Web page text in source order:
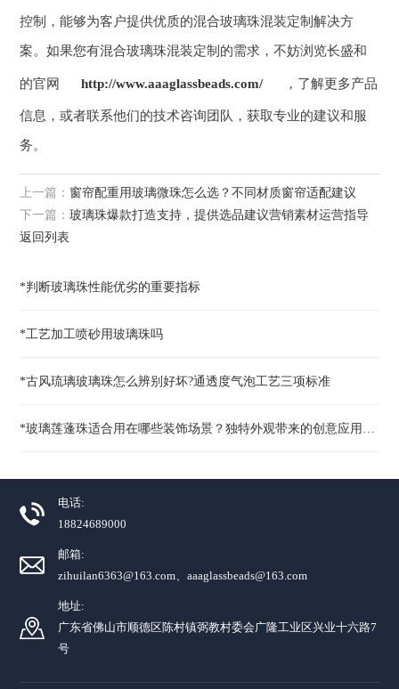
控制，能够为客户提供优质的混合玻璃珠混装定制解决方
案。如果您有混合玻璃珠混装定制的需求，不妨浏览长盛和
的官网 http://www.aaaglassbeads.com/ ，了解更多产品
信息，或者联系他们的技术咨询团队，获取专业的建议和服
务。
上一篇： 窗帘配重用玻璃微珠怎么选？不同材质窗帘适配建议
返回列表
下一篇：玻璃珠爆款打造支持，提供选品建议营销素材运营指导
*判断玻璃珠性能优劣的重要指标
*工艺加工喷砂用玻璃珠吗
*古风琉璃玻璃珠怎么辨别好坏?通透度气泡工艺三项标准
电话:
18824689000
邮箱:
zihuilan6363@163.com、aaaglassbeads@163.com
地址:
广东省佛山市顺德区陈村镇弼教村委会广隆工业区兴业十六路7
号